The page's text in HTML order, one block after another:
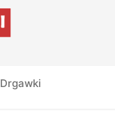
Drgawki